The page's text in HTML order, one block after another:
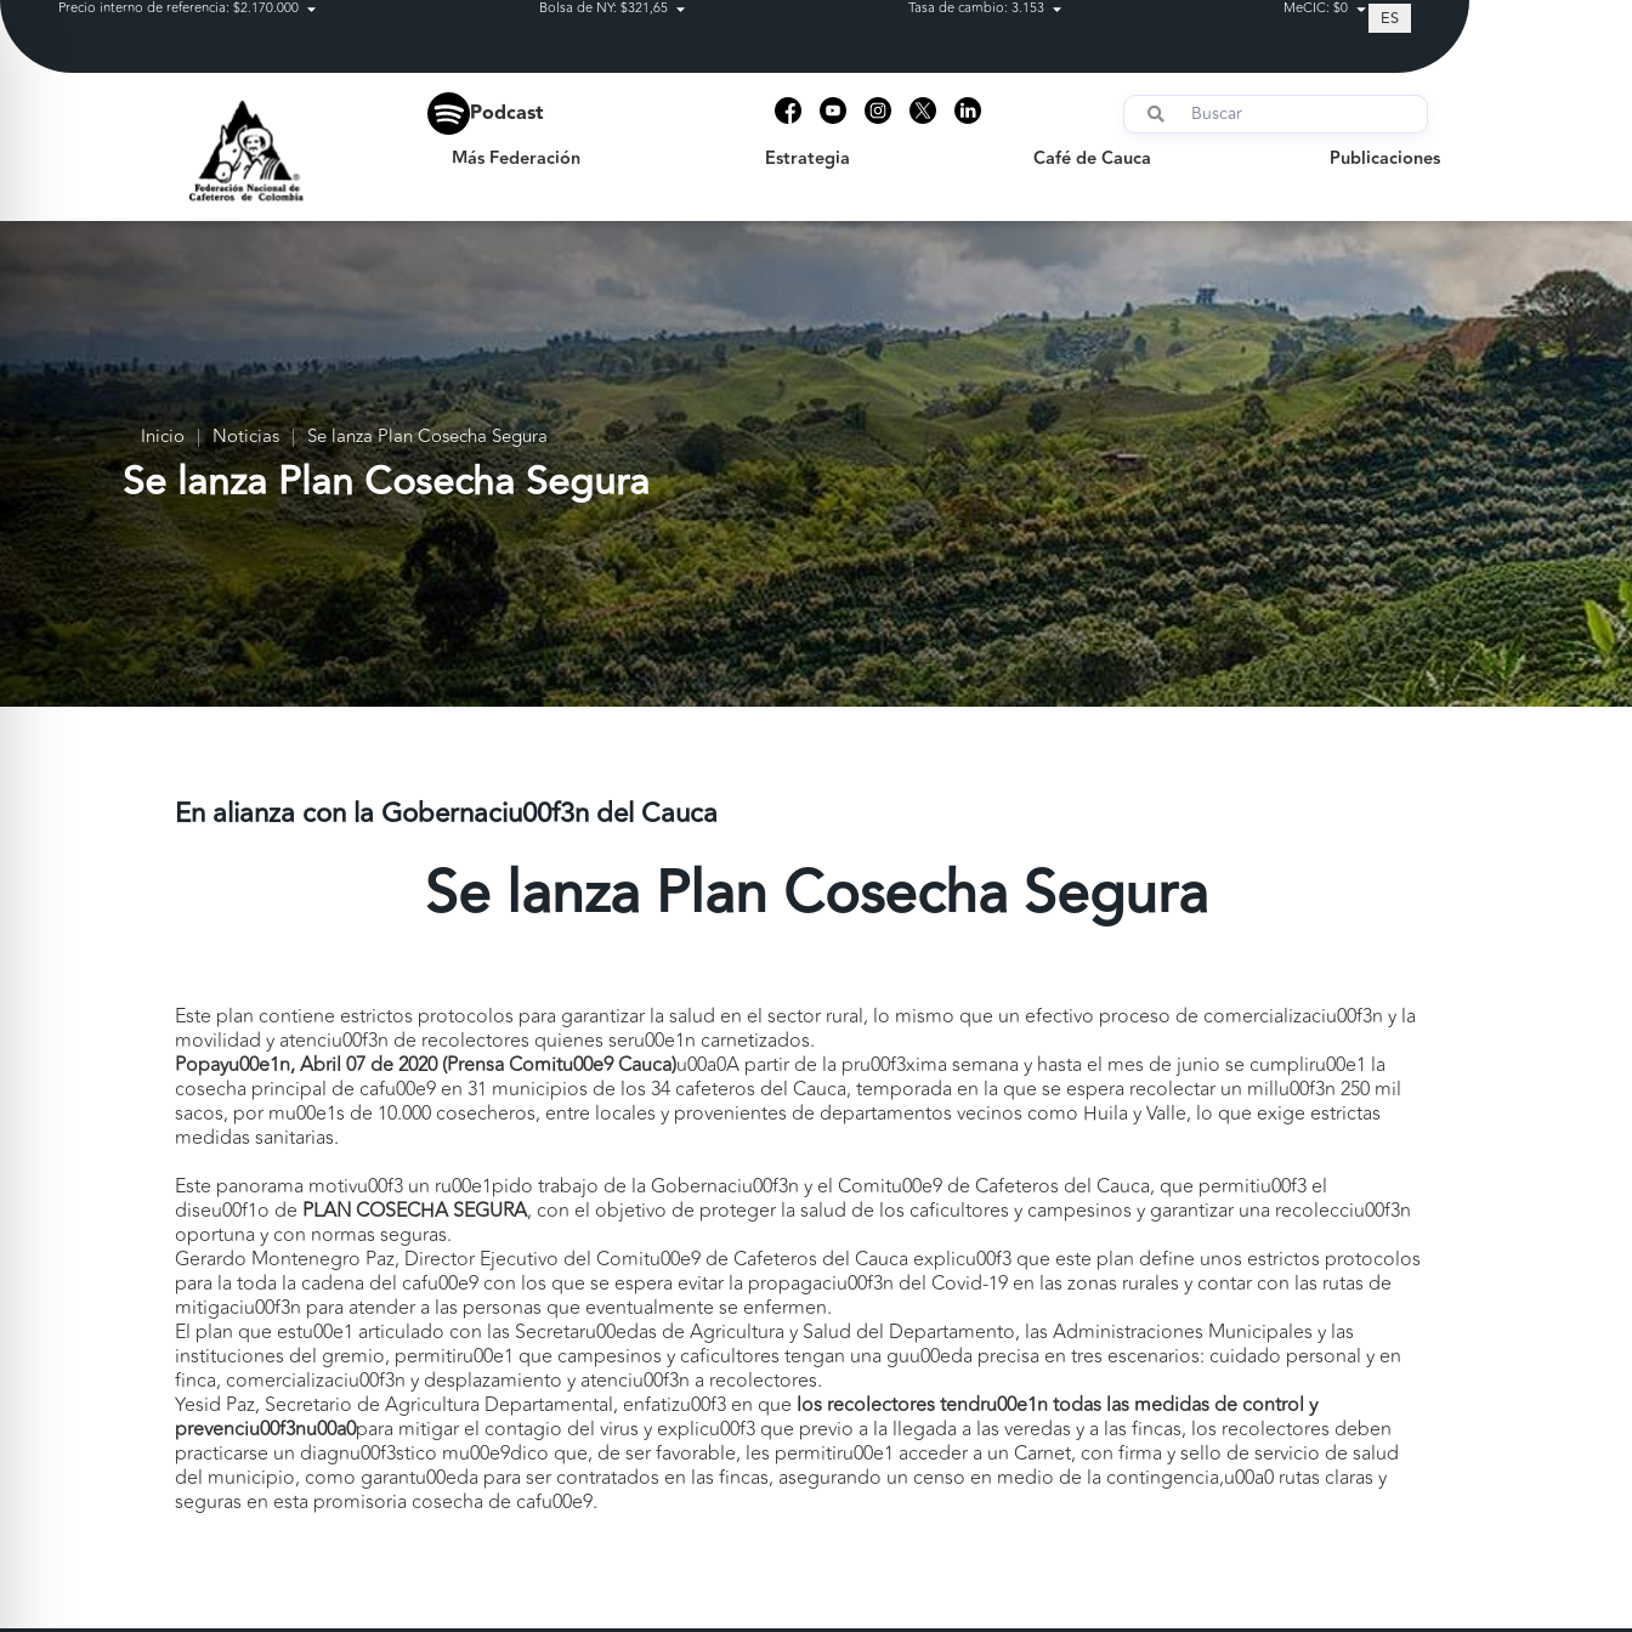
Precio interno de referencia: $2.170.000 Bolsa de NY: $321,65 Tasa de cambio: 3.153 MeCIC: $0 ES
Podcast
Más Federación Estrategia Café de Cauca Publicaciones
Publicaciones
Inicio | Noticias | Se lanza Plan Cosecha Segura
Se lanza Plan Cosecha Segura
En alianza con la Gobernaciu00f3n del Cauca
Se lanza Plan Cosecha Segura
Este plan contiene estrictos protocolos para garantizar la salud en el sector rural, lo mismo que un efectivo proceso de comercializaciu00f3n y la
movilidad y atenciu00f3n de recolectores quienes seru00e1n carnetizados.
Popayu00e1n, Abril 07 de 2020 (Prensa Comitu00e9 Cauca)u00a0A partir de la pru00f3xima semana y hasta el mes de junio se cumpliru00e1 la
cosecha principal de cafu00e9 en 31 municipios de los 34 cafeteros del Cauca, temporada en la que se espera recolectar un millu00f3n 250 mil
sacos, por mu00e1s de 10.000 cosecheros, entre locales y provenientes de departamentos vecinos como Huila y Valle, lo que exige estrictas
medidas sanitarias.
Este panorama motivu00f3 un ru00e1pido trabajo de la Gobernaciu00f3n y el Comitu00e9 de Cafeteros del Cauca, que permitiu00f3 el
diseu00f1o de PLAN COSECHA SEGURA, con el objetivo de proteger la salud de los caficultores y campesinos y garantizar una recolecciu00f3n
oportuna y con normas seguras.
Gerardo Montenegro Paz, Director Ejecutivo del Comitu00e9 de Cafeteros del Cauca explicu00f3 que este plan define unos estrictos protocolos
para la toda la cadena del cafu00e9 con los que se espera evitar la propagaciu00f3n del Covid-19 en las zonas rurales y contar con las rutas de
mitigaciu00f3n para atender a las personas que eventualmente se enfermen.
El plan que estu00e1 articulado con las Secretaru00edas de Agricultura y Salud del Departamento, las Administraciones Municipales y las
instituciones del gremio, permitiru00e1 que campesinos y caficultores tengan una guu00eda precisa en tres escenarios: cuidado personal y en
finca, comercializaciu00f3n y desplazamiento y atenciu00f3n a recolectores.
Yesid Paz, Secretario de Agricultura Departamental, enfatizu00f3 en que los recolectores tendru00e1n todas las medidas de control y
prevenciu00f3nu00a0para mitigar el contagio del virus y explicu00f3 que previo a la llegada a las veredas y a las fincas, los recolectores deben
practicarse un diagnu00f3stico mu00e9dico que, de ser favorable, les permitiru00e1 acceder a un Carnet, con firma y sello de servicio de salud
del municipio, como garantu00eda para ser contratados en las fincas, asegurando un censo en medio de la contingencia,u00a0 rutas claras y
seguras en esta promisoria cosecha de cafu00e9.